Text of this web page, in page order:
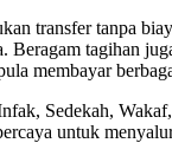
transfer tanpa
tagihan
membayar
Sedekah,
untuk